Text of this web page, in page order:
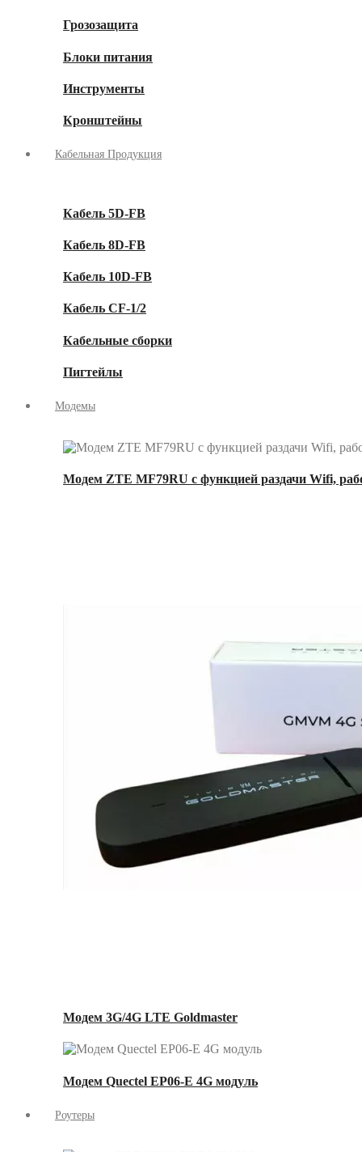
Грозозащита
Блоки питания
Инструменты
Кронштейны
Кабельная Продукция
Кабель 5D-FB
Кабель 8D-FB
Кабель 10D-FB
Кабель CF-1/2
Кабельные сборки
Пигтейлы
Модемы
Модем ZTE MF79RU с функцией раздачи Wifi,
Модем 3G/4G LTE Goldmaster
Модем Quectel EP06-E 4G модуль
Роутеры